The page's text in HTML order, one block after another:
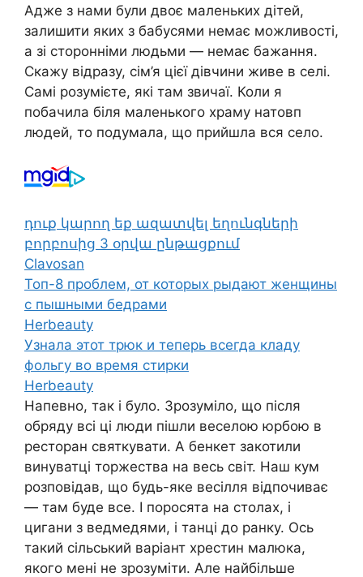
Адже з нами були двоє маленьких дітей,
залишити яких з бабусями немає можливості,
а зі сторонніми людьми — немає бажання.
Скажу відразу, сім’я цієї дівчини живе в селі.
Самі розумієте, які там звичаї. Коли я
побачила біля маленького храму натовп
людей, то подумала, що прийшла вся село.
դուք կարող եք ազատվել եղունգների
բորբոսից 3 օրվա ընթացքում
Clavosan
Топ-8 проблем, от которых рыдают женщины
с пышными бедрами
Herbeauty
Узнала этот трюк и теперь всегда кладу
фольгу во время стирки
Herbeauty
Напевно, так і було. Зрозуміло, що після
обряду всі ці люди пішли веселою юрбою в
ресторан святкувати. А бенкет закотили
винуватці торжества на весь світ. Наш кум
розповідав, що будь-яке весілля відпочиває
— там буде все. І поросята на столах, і
цигани з ведмедями, і танці до ранку. Ось
такий сільський варіант хрестин малюка,
якого мені не зрозуміти. Але найбільше